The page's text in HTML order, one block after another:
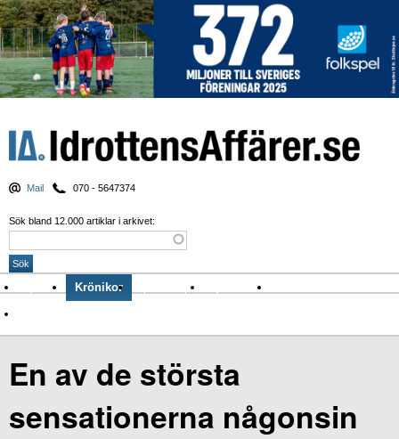
Mail 070 - 5647374
Sök bland 12.000 artiklar i arkivet:
Nyheter Krönikor Sport & spel Nyhetsbrev
En av de största
sensationerna någonsin